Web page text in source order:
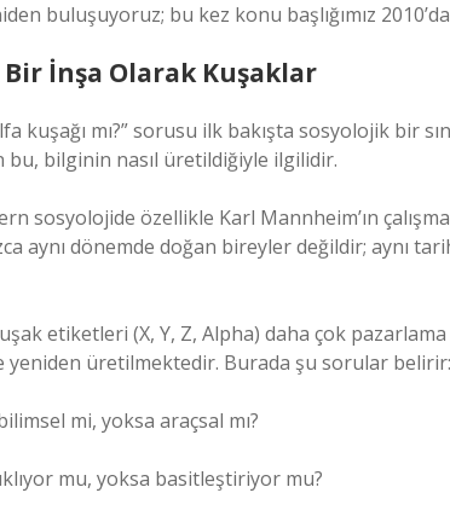
buluşuyoruz; bu kez konu başlığımız
İnşa Olarak Kuşaklar
kuşağı mı?” sorusu ilk bakışta sosyolojik bir
bu, bilginin nasıl üretildiğiyle ilgilidir.
sosyolojide özellikle Karl Mannheim’ın
aynı dönemde doğan bireyler değildir; aynı
etiketleri (X, Y, Z, Alpha) daha çok
yeniden üretilmektedir. Burada şu sorular belirir:
mi, yoksa araçsal mı?
mu, yoksa basitleştiriyor mu?